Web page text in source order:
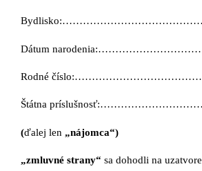
Dátum
Rodné
Štátna
(ďalej len „nájomca“)
„zmluvné strany“ sa dohodli na